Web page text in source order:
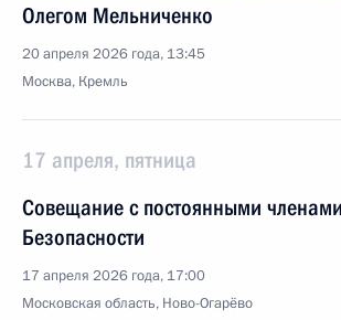
Олегом Мельниченко
20 апреля 2026 года, 13:45
Москва, Кремль
17 апреля, пятница
Совещание с постоянными
Безопасности
17 апреля 2026 года, 17:00
Московская область, Ново-Огарёво